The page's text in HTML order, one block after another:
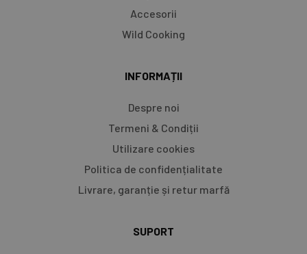
Accesorii
Wild Cooking
INFORMAȚII
Despre noi
Termeni & Condiții
Utilizare cookies
Politica de confidențialitate
Livrare, garanție și retur marfă​
SUPORT